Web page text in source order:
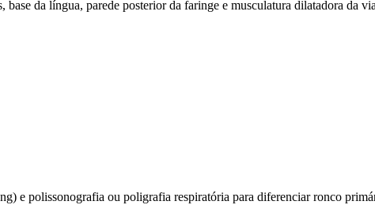
da língua, parede posterior da faringe e musculatura dilatadora da
e polissonografia ou poligrafia respiratória para diferenciar ronco